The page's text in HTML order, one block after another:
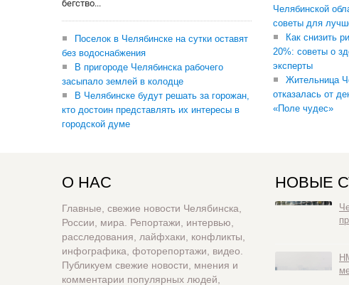
бегство...
Поселок в Челябинске на сутки оставят
без водоснабжения
В пригороде Челябинска рабочего
засыпало землей в колодце
В Челябинске будут решать за горожан,
кто достоин представлять их интересы в
городской думе
Челябинской
советы для
Как снизить
20%: советы о
эксперты
Жительница
отказалась от
«Поле чудес»
О НАС
Главные, свежие новости Челябинска,
России, мира. Репортажи, интервью,
расследования, лайфхаки, конфликты,
инфографика, фоторепортажи, видео.
Публикуем свежие новости, мнения и
комментарии популярных людей,
НОВЫЕ